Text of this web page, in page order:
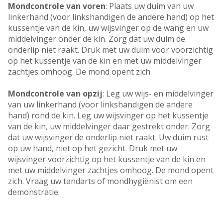
Mondcontrole van voren: Plaats uw duim van uw
linkerhand (voor linkshandigen de andere hand) op het
kussentje van de kin, uw wijsvinger op de wang en uw
middelvinger onder de kin. Zorg dat uw duim de
onderlip niet raakt. Druk met uw duim voor voorzichtig
op het kussentje van de kin en met uw middelvinger
zachtjes omhoog. De mond opent zich.
Mondcontrole van opzij: Leg uw wijs- en middelvinger
van uw linkerhand (voor linkshandigen de andere
hand) rond de kin. Leg uw wijsvinger op het kussentje
van de kin, uw middelvinger daar gestrekt onder. Zorg
dat uw wijsvinger de onderlip niet raakt. Uw duim rust
op uw hand, niet op het gezicht. Druk met uw
wijsvinger voorzichtig op het kussentje van de kin en
met uw middelvinger zachtjes omhoog. De mond opent
zich. Vraag uw tandarts of mondhygiënist om een
demonstratie.